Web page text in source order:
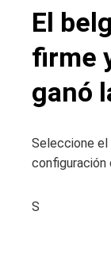
El
firme
ganó
Seleccione el
configuración
S